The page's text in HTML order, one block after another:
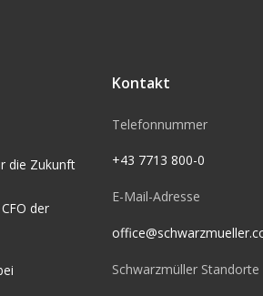
die Zukunft
der
Kontakt
Telefonnummer
+43 7713 800-0
E-Mail-Adresse
Schwarzmüller Standorte